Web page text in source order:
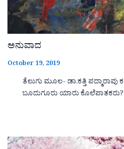
ಅನುವಾದ
October 19, 2019
ತೆಲುಗು ಮೂಲ- ಡಾ.ಕತ್ತಿ
ಬೂದುಗೂರು ಯಾರು